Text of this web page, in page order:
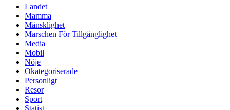
Landet
Mamma
Mänsklighet
Marschen För Tillgänglighet
Media
Mobil
Nöje
Okategoriserade
Personligt
Resor
Sport
Statist